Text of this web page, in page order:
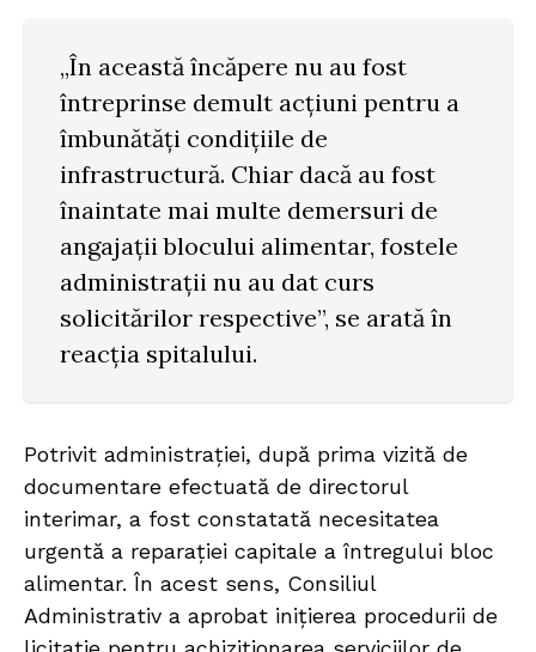
„În această încăpere nu au fost
întreprinse demult acțiuni pentru a
îmbunătăți condițiile de
infrastructură. Chiar dacă au fost
înaintate mai multe demersuri de
angajații blocului alimentar, fostele
administrații nu au dat curs
solicitărilor respective”, se arată în
reacția spitalului.
Potrivit administrației, după prima vizită de
documentare efectuată de directorul
interimar, a fost constatată necesitatea
urgentă a reparației capitale a întregului bloc
alimentar. În acest sens, Consiliul
Administrativ a aprobat inițierea procedurii de